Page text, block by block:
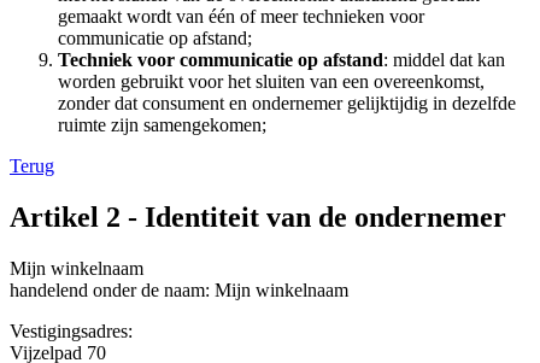
gemaakt wordt van één of meer technieken voor
communicatie op afstand;
Techniek voor communicatie op afstand: middel dat kan
worden gebruikt voor het sluiten van een overeenkomst,
zonder dat consument en ondernemer gelijktijdig in dezelfde
ruimte zijn samengekomen;
Terug
Artikel 2 - Identiteit van de ondernemer
Mijn winkelnaam
handelend onder de naam: Mijn winkelnaam
Vestigingsadres:
Vijzelpad 70